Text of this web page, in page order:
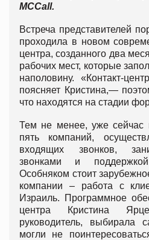
MCCall.
Встреча представителей
проходила в новом
центра, созданного два
рабочих мест, которые
наполовину. «Контакт-
поясняет Кристина,—
что находятся на стадии
Тем не менее, уже сейчас
пять компаний,
входящих звонков,
звонками и
Особняком стоит
компании – работа с
Израиль. Программное
центра Кристина
руководитель,
могли не